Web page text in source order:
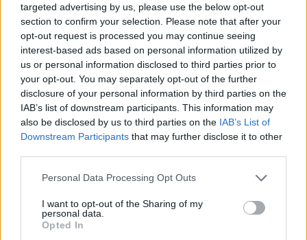
targeted advertising by us, please use the below opt-out
section to confirm your selection. Please note that after your
opt-out request is processed you may continue seeing
interest-based ads based on personal information utilized by
us or personal information disclosed to third parties prior to
your opt-out. You may separately opt-out of the further
disclosure of your personal information by third parties on the
IAB’s list of downstream participants. This information may
also be disclosed by us to third parties on the IAB’s List of
Downstream Participants that may further disclose it to other
Please note that this website/app uses one or more Google
not limited to your visit or usage behaviour. You may click to
grant or deny consent to Google and its third-party tags to
use your data for below specified purposes in below Google
Personal Data Processing Opt Outs
I want to opt-out of the Sharing of my
personal data.
Opted In
Mihályi Réka